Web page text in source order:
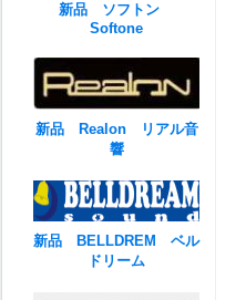
新品 ソフトン
Softone
新品 Realon リアル音
響
新品 BELLDREM ベル
ドリーム